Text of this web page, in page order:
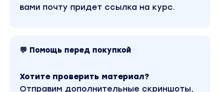
Как жить без привязанности к точке сборки?
Интеграция опыта в повседневность.
Это не жёсткая структура и не заранее
определённая программа. Процесс живой. Он
будет раскрываться в моменте, в прямом эфире,
вами почту придет ссылка на курс.
💬 Помощь перед покупкой
Хотите проверить материал?
Отправим дополнительные скриншоты,